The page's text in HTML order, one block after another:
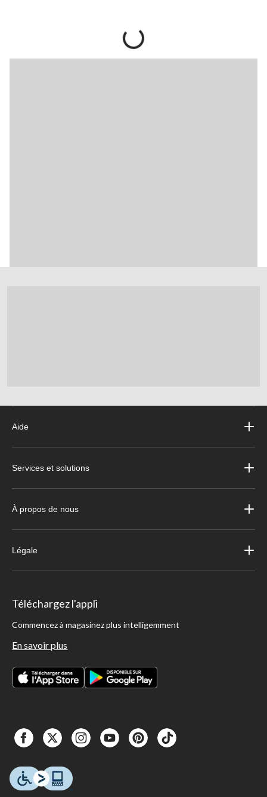
Aide
Services et solutions
À propos de nous
Légale
Téléchargez l'appli
Commencez à magasinez plus intelligemment
En savoir plus